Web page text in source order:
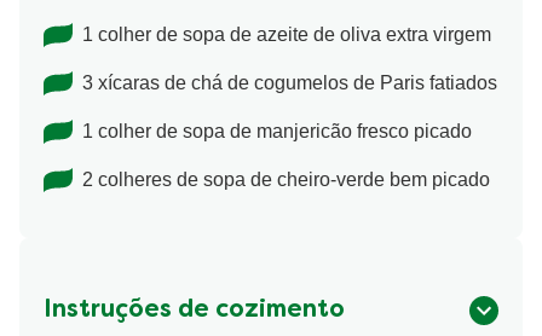
1 colher de sopa de azeite de oliva extra virgem
3 xícaras de chá de cogumelos de Paris fatiados
1 colher de sopa de manjericão fresco picado
2 colheres de sopa de cheiro-verde bem picado
Instruções de cozimento